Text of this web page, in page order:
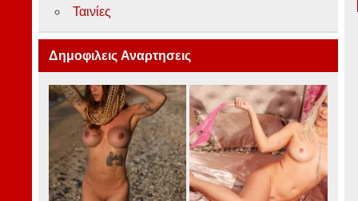
Ταινίες
Δημοφιλεις Αναρτησεις